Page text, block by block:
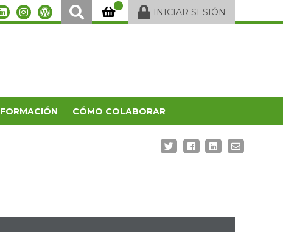
INICIAR SESIÓN
FORMACIÓN CÓMO COLABORAR